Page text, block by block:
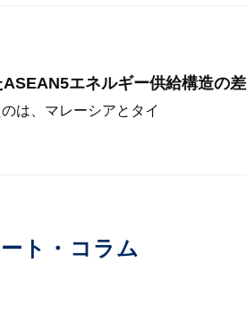
エネルギー供給構造の差
は、マレーシアとタイ
ト・コラム